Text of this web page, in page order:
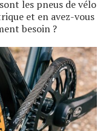
les pneus de vélo
et en avez-vous
besoin ?